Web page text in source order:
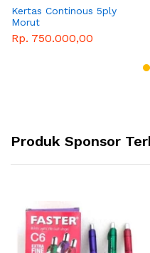
Continous 5ply
Produk Sponsor